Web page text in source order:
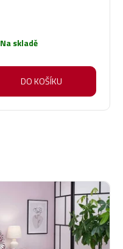
Na skladě
DO KOŠÍKU